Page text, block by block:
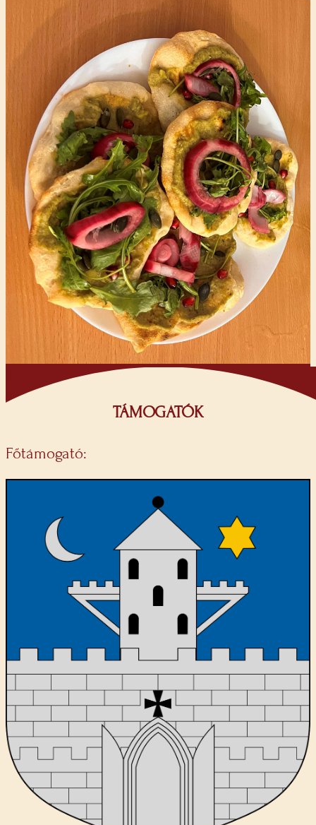
TÁMOGATÓK
Főtámogató: